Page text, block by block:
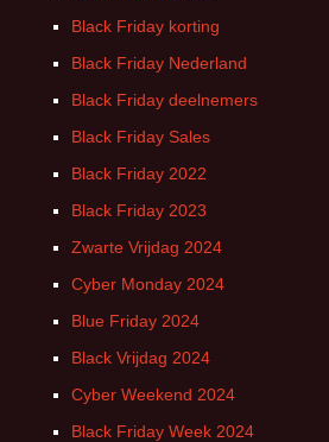
Black Friday korting
Black Friday Nederland
Black Friday deelnemers
Black Friday Sales
Black Friday 2022
Black Friday 2023
Zwarte Vrijdag 2024
Cyber Monday 2024
Blue Friday 2024
Black Vrijdag 2024
Cyber Weekend 2024
Black Friday Week 2024